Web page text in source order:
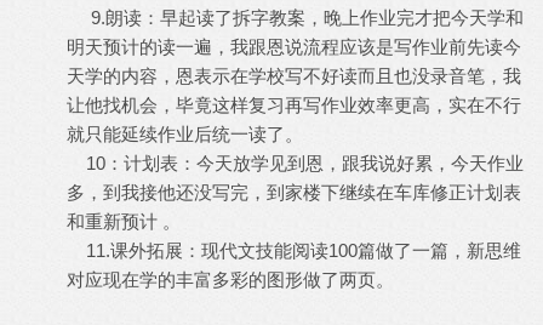
9.朗读：早起读了拆字教案，晚上作业完才把今天学和
明天预计的读一遍，我跟恩说流程应该是写作业前先读今
天学的内容，恩表示在学校写不好读而且也没录音笔，我
让他找机会，毕竟这样复习再写作业效率更高，实在不行
就只能延续作业后统一读了。
10：计划表：今天放学见到恩，跟我说好累，今天作业
多，到我接他还没写完，到家楼下继续在车库修正计划表
和重新预计 。
11.课外拓展：现代文技能阅读100篇做了一篇，新思维
对应现在学的丰富多彩的图形做了两页。